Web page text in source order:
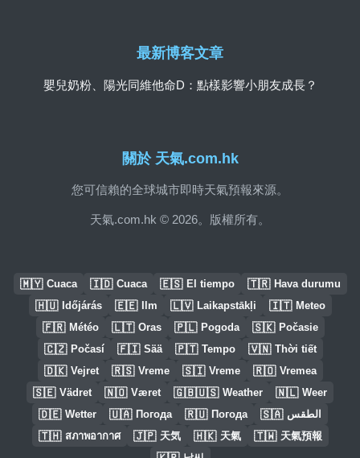
關於 天氣.com.hk
您可信賴的全球城市即時天氣預報來源。
天氣.com.hk © 2026。版權所有。
最新博客文章
嬰兒奶粉、陽光同維他命D：點樣影響小朋友成長？
🇲🇾 Cuaca 🇮🇩 Cuaca 🇪🇸 El tiempo 🇹🇷 Hava durumu
🇭🇺 Időjárás 🇪🇪 Ilm 🇱🇻 Laikapstākļi 🇮🇹 Meteo
🇫🇷 Météo 🇱🇹 Oras 🇵🇱 Pogoda 🇸🇰 Počasie
🇨🇿 Počasí 🇫🇮 Sää 🇵🇹 Tempo 🇻🇳 Thời tiết
🇩🇰 Vejret 🇷🇸 Vreme 🇸🇮 Vreme 🇷🇴 Vremea
🇸🇪 Vädret 🇳🇴 Været 🇬🇧🇺🇸 Weather 🇳🇱 Weer
🇩🇪 Wetter 🇺🇦 Погода 🇷🇺 Погода 🇸🇦 الطقس
🇹🇭 สภาพอากาศ 🇯🇵 天気 🇭🇰 天氣 🇹🇼 天氣預報